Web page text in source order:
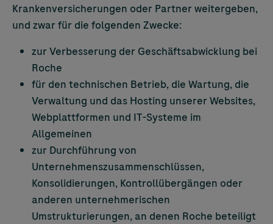
Krankenversicherungen oder Partner weitergeben,
und zwar für die folgenden Zwecke:
zur Verbesserung der Geschäftsabwicklung bei
Roche
für den technischen Betrieb, die Wartung, die
Verwaltung und das Hosting unserer Websites,
Webplattformen und IT-Systeme im
Allgemeinen
zur Durchführung von
Unternehmenszusammenschlüssen,
Konsolidierungen, Kontrollübergängen oder
anderen unternehmerischen
Umstrukturierungen, an denen Roche beteiligt